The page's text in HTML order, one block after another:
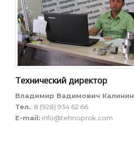
Технический директор
Владимир Вадимович Калинин
Тел.: 8 (928) 934 62 66
E-mail: info@tehnoprok.com